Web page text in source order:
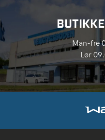
Man-fre
Lør